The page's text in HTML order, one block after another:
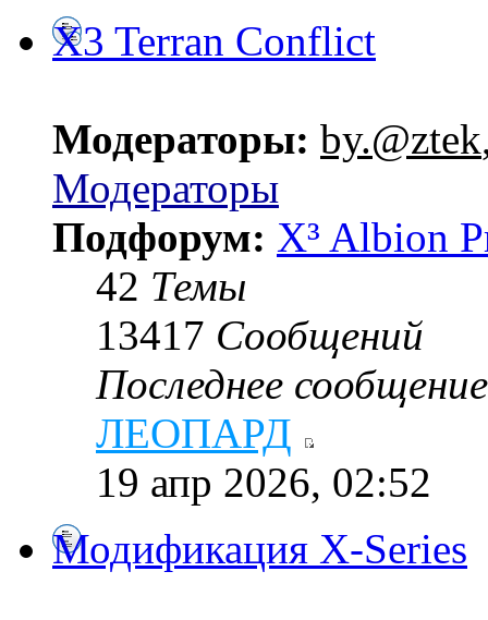
X3 Terran Conflict
Модераторы: by.@ztek
Модераторы
Подфорум: X³ Albion
42 Темы
13417 Сообщений
Последнее сообщение
ЛЕОПАРД
19 апр 2026, 02:52
Модификация X-Series